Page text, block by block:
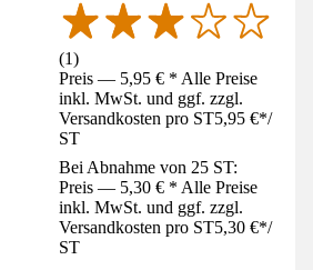
(1)
Preis — 5,95 € * Alle Preise
inkl. MwSt. und ggf. zzgl.
Versandkosten pro ST5,95 €*/
ST
Bei Abnahme von 25 ST:
Preis — 5,30 € * Alle Preise
inkl. MwSt. und ggf. zzgl.
Versandkosten pro ST5,30 €*/
ST